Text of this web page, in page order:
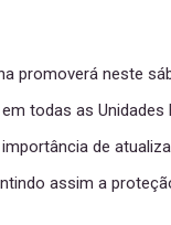
promoverá neste
todas as
de
assim a